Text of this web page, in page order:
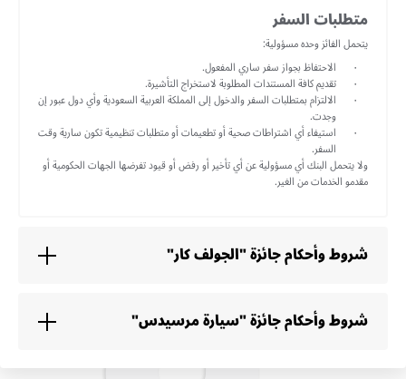
متطلبات السفر
يتحمل الفائز وحده مسؤولية:
الاحتفاظ بجواز سفر ساري المفعول.
تقديم كافة المستندات المطلوبة لاستخراج التأشيرة.
الالتزام بمتطلبات السفر والدخول إلى المملكة العربية السعودية وأي دول عبور إن
وجدت.
استيفاء أي اشتراطات صحية أو تطعيمات أو متطلبات تنظيمية تكون سارية وقت
السفر.
ولا يتحمل البنك أي مسؤولية عن أي تأخير أو رفض أو قيود تفرضها الجهات الحكومية أو
مقدمو الخدمات من الغير.
شروط وأحكام جائزة "الجولف كار"
شروط وأحكام جائزة "سيارة مرسيدس"